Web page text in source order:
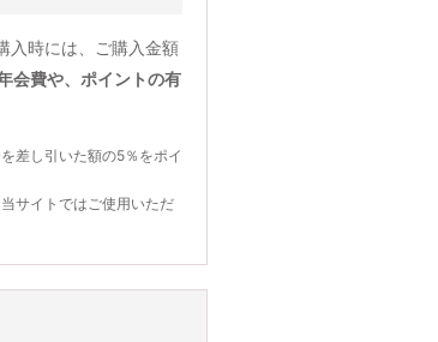
入時には、ご購入金額
会費や、ポイントの有
差し引いた額の5％をポイ
サイトではご使用いただ